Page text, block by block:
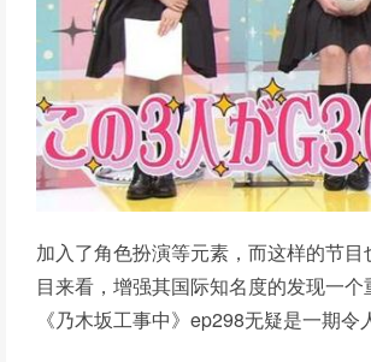
加入了角色扮演等元素，而这样的节
目来看，增强其国际知名度的发现一
《乃木坂工事中》ep298无疑是一期